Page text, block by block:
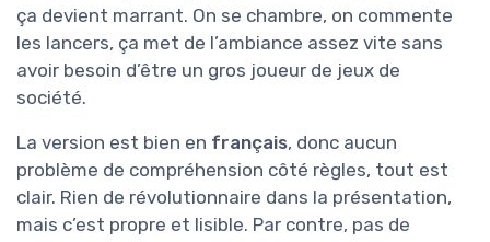
ça devient marrant. On se chambre, on commente
les lancers, ça met de l’ambiance assez vite sans
avoir besoin d’être un gros joueur de jeux de
société.
La version est bien en français, donc aucun
problème de compréhension côté règles, tout est
clair. Rien de révolutionnaire dans la présentation,
mais c’est propre et lisible. Par contre, pas de